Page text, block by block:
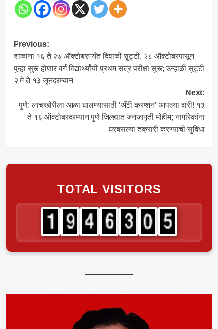
Post
navigation
Previous:
शाळांना १६ ते २७ ऑक्टोबरपर्यंत दिवाळी सुट्टी; २८ ऑक्टोबरपासून
पुन्हा सुरू होणार वर्ग विद्यार्थ्यांची प्रथम सत्र परीक्षा सुरू; उन्हाळी सुट्टी
२ मे ते १३ जूनदरम्यान
Next:
पुणे: लाचखोरीला आळा घालण्यासाठी ‘अँटी करप्शन’ आपल्या दारी! १३
ते १६ ऑक्टोबरदरम्यान पुणे जिल्ह्यात जनजागृती मोहीम; नागरिकांना
घरबसल्या तक्रारी करण्याची सुविधा
TOTAL VISITORS